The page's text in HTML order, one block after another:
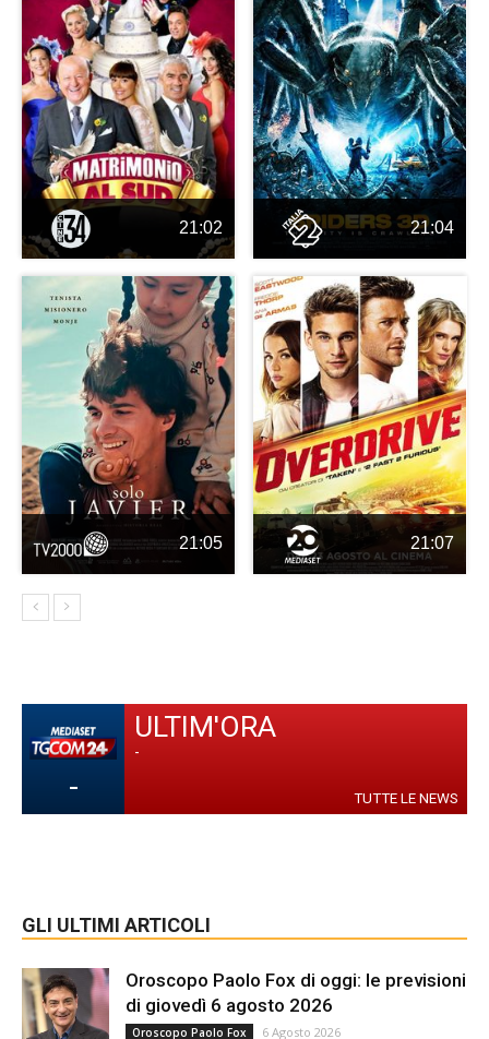
21:02 21:04
21:05 21:07
-
ULTIM'ORA
-
TUTTE LE NEWS
GLI ULTIMI ARTICOLI
Oroscopo Paolo Fox di oggi: le previsioni
di giovedì 6 agosto 2026
Oroscopo Paolo Fox 6 Agosto 2026